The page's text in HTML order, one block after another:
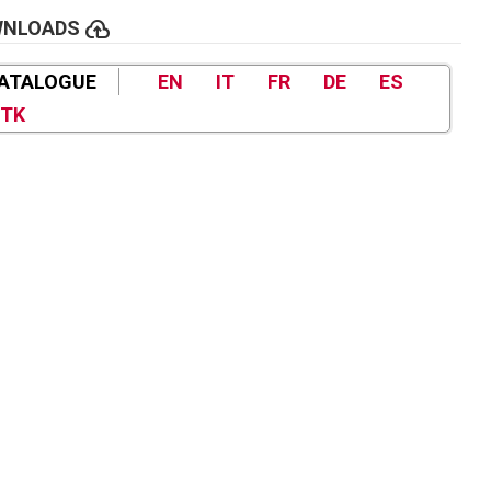
cloud_upload
EN IT FR DE
ES
TK